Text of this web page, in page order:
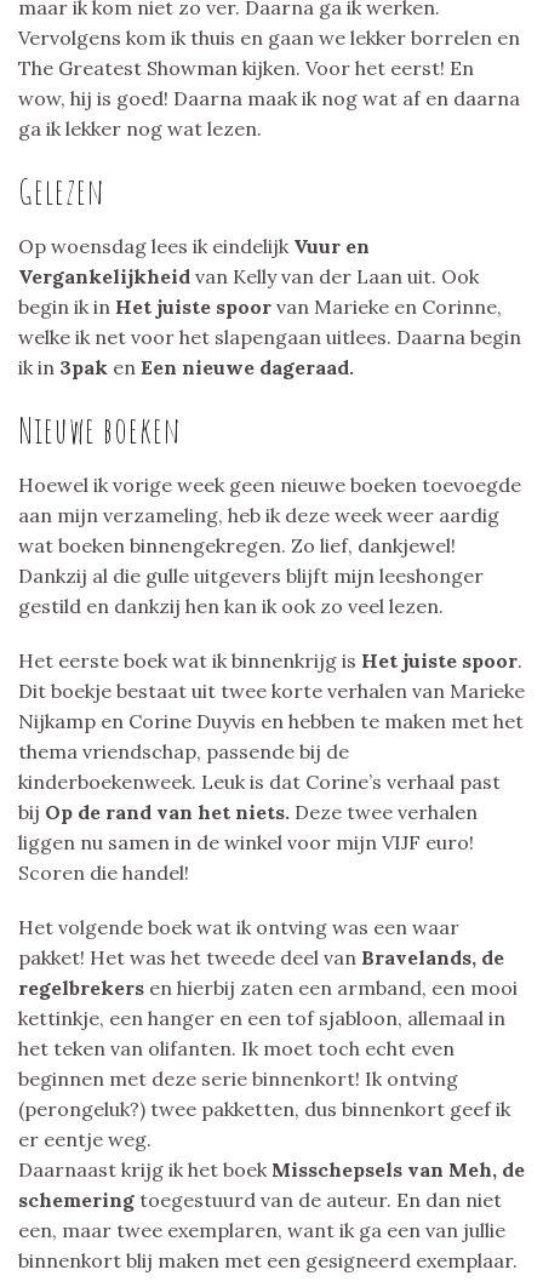
maar ik kom niet zo ver. Daarna ga ik werken.
Vervolgens kom ik thuis en gaan we lekker borrelen en
The Greatest Showman kijken. Voor het eerst! En
wow, hij is goed! Daarna maak ik nog wat af en daarna
ga ik lekker nog wat lezen.
Gelezen
Op woensdag lees ik eindelijk Vuur en
Vergankelijkheid van Kelly van der Laan uit. Ook
begin ik in Het juiste spoor van Marieke en Corinne,
welke ik net voor het slapengaan uitlees. Daarna begin
ik in 3pak en Een nieuwe dageraad.
Nieuwe boeken
Hoewel ik vorige week geen nieuwe boeken toevoegde
aan mijn verzameling, heb ik deze week weer aardig
wat boeken binnengekregen. Zo lief, dankjewel!
Dankzij al die gulle uitgevers blijft mijn leeshonger
gestild en dankzij hen kan ik ook zo veel lezen.
Het eerste boek wat ik binnenkrijg is Het juiste spoor.
Dit boekje bestaat uit twee korte verhalen van Marieke
Nijkamp en Corine Duyvis en hebben te maken met het
thema vriendschap, passende bij de
kinderboekenweek. Leuk is dat Corine’s verhaal past
bij Op de rand van het niets. Deze twee verhalen
liggen nu samen in de winkel voor mijn VIJF euro!
Scoren die handel!
Het volgende boek wat ik ontving was een waar
pakket! Het was het tweede deel van Bravelands, de
regelbrekers en hierbij zaten een armband, een mooi
kettinkje, een hanger en een tof sjabloon, allemaal in
het teken van olifanten. Ik moet toch echt even
beginnen met deze serie binnenkort! Ik ontving
(perongeluk?) twee pakketten, dus binnenkort geef ik
er eentje weg.
Daarnaast krijg ik het boek Misschepsels van Meh, de
schemering toegestuurd van de auteur. En dan niet
een, maar twee exemplaren, want ik ga een van jullie
binnenkort blij maken met een gesigneerd exemplaar.